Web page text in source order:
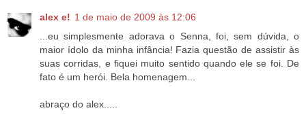
alex e! 1 de maio de 2009 às 12:06
...eu simplesmente adorava o Senna, foi, sem dúvida, o
maior ídolo da minha infância! Fazia questão de assistir às
suas corridas, e fiquei muito sentido quando ele se foi. De
fato é um herói. Bela homenagem...
abraço do alex.....